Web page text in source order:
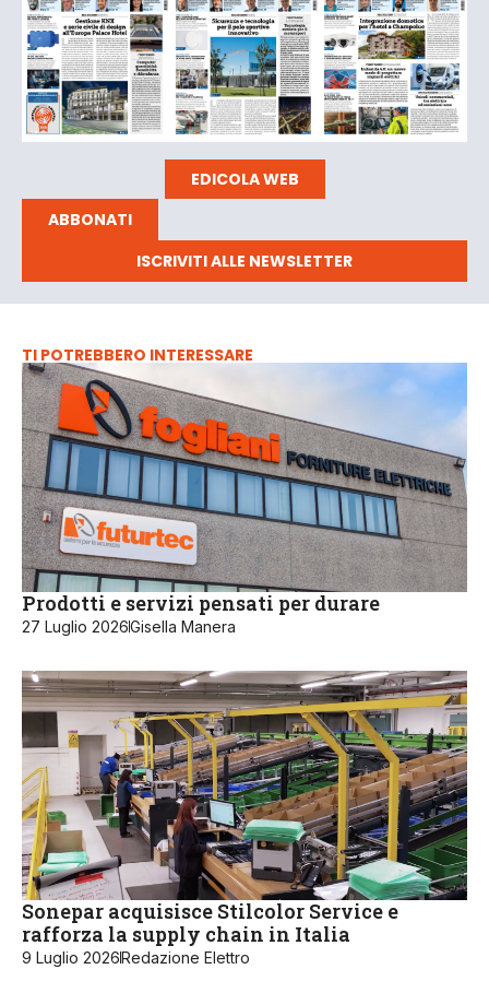
EDICOLA WEB
ABBONATI
ISCRIVITI ALLE NEWSLETTER
TI POTREBBERO INTERESSARE
Prodotti e servizi pensati per durare
27 Luglio 2026Gisella Manera
Sonepar acquisisce Stilcolor Service e
rafforza la supply chain in Italia
9 Luglio 2026Redazione Elettro